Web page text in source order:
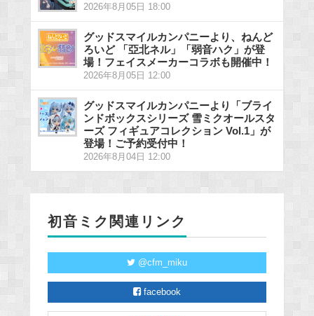
2026年8月05日 18:00
グッドスマイルカンパニーより、ねんど
ろいど 「亞北ネル」「弱音ハク」が登
場！フェイスメーカーコラボも開催中！
2026年8月05日 12:00
グッドスマイルカンパニーより「ブライ
ンドボックスシリーズ 雪ミクオールスタ
ーズ フィギュアコレクション Vol.1」が
登場！ご予約受付中！
2026年8月04日 12:00
初音ミク関連リンク
@cfm_miku
facebook